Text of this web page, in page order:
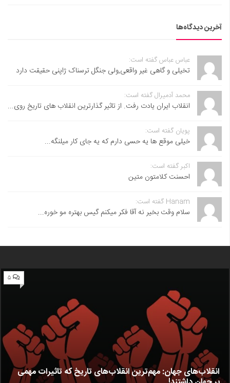
آخرین دیدگاه‌ها
عباس عباس گفته است:
تخیلی و گاهی غیر واقعی,ولی جنگل ترسناک ژاپنی حقیقت دارد
محمد آدمیرال گفته است:
انقلاب ایران یادت رفت. از تاثیر گذارترین انقلاب های تاریخ روی...
پویان گفته است:
خیلی موقع ها یه حسی دارم که یه جای کار میلنگه...
اکبر گفته است:
احسنت ‌کلامتون متین
Hanam گفته است:
سلام وقت بخیر نه آقا فکر میکنم گیس بهتره مو خوره...
۵
انقلاب‌های جهان: مهم‌ترین انقلاب‌های تاریخ که تاثیرات مهمی